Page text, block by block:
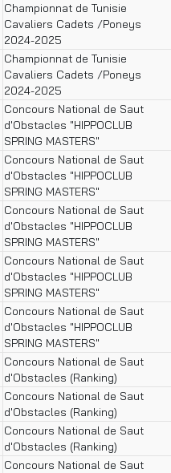
Championnat de Tunisie
Cavaliers Cadets /Poneys
2024-2025
Championnat de Tunisie
Cavaliers Cadets /Poneys
2024-2025
Concours National de Saut
d'Obstacles "HIPPOCLUB
SPRING MASTERS"
Concours National de Saut
d'Obstacles "HIPPOCLUB
SPRING MASTERS"
Concours National de Saut
d'Obstacles "HIPPOCLUB
SPRING MASTERS"
Concours National de Saut
d'Obstacles "HIPPOCLUB
SPRING MASTERS"
Concours National de Saut
d'Obstacles "HIPPOCLUB
SPRING MASTERS"
Concours National de Saut
d'Obstacles (Ranking)
Concours National de Saut
d'Obstacles (Ranking)
Concours National de Saut
d'Obstacles (Ranking)
Concours National de Saut